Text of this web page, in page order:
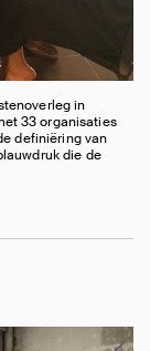
in
33 organisaties
definiëring van
die de